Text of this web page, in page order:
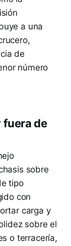
a una
de
número
fuera de
sobre
tipo
con
carga y
sobre el
o terracería,